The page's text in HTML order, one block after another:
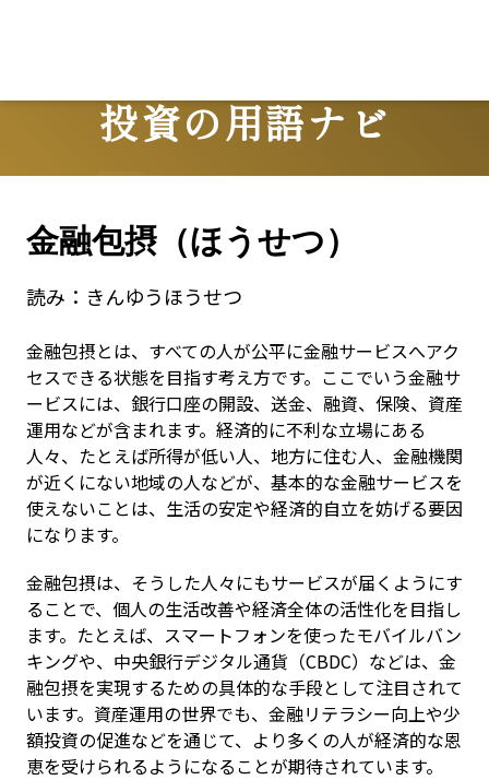
投資の用語ナビ
Terms
金融包摂（ほうせつ）
読み： きんゆうほうせつ
金融包摂とは、すべての人が公平に金融サービスへアク
セスできる状態を目指す考え方です。ここでいう金融サ
ービスには、銀行口座の開設、送金、融資、保険、資産
運用などが含まれます。経済的に不利な立場にある
人々、たとえば所得が低い人、地方に住む人、金融機関
が近くにない地域の人などが、基本的な金融サービスを
使えないことは、生活の安定や経済的自立を妨げる要因
になります。
金融包摂は、そうした人々にもサービスが届くようにす
ることで、個人の生活改善や経済全体の活性化を目指し
ます。たとえば、スマートフォンを使ったモバイルバン
キングや、中央銀行デジタル通貨（CBDC）などは、金
融包摂を実現するための具体的な手段として注目されて
います。資産運用の世界でも、金融リテラシー向上や少
額投資の促進などを通じて、より多くの人が経済的な恩
恵を受けられるようになることが期待されています。